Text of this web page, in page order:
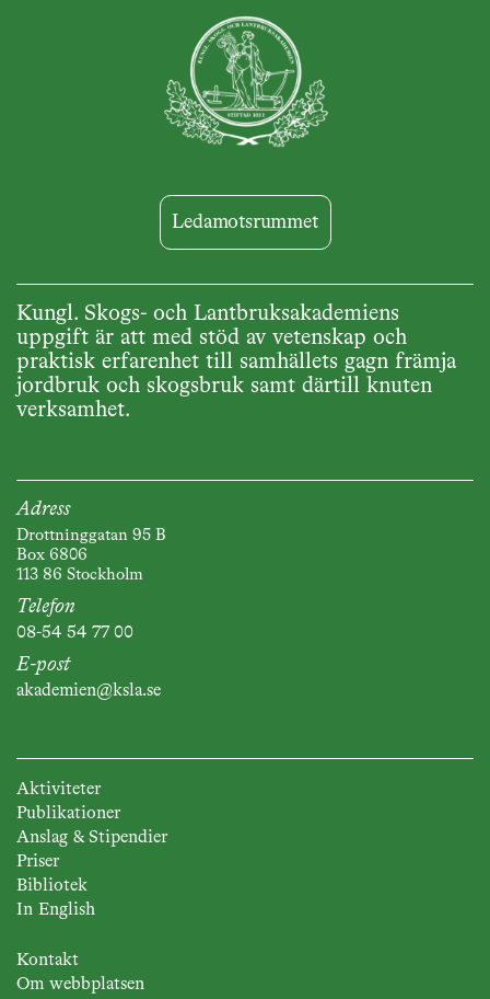
Ledamotsrummet
Kungl. Skogs- och Lantbruksakademiens
uppgift är att med stöd av vetenskap och
praktisk erfarenhet till samhällets gagn främja
jordbruk och skogsbruk samt därtill knuten
verksamhet.
Adress
Drottninggatan 95 B
Box 6806
113 86 Stockholm
Telefon
08-54 54 77 00
E-post
akademien@ksla.se
Aktiviteter
Publikationer
Anslag & Stipendier
Priser
Bibliotek
In English
Kontakt
Om webbplatsen